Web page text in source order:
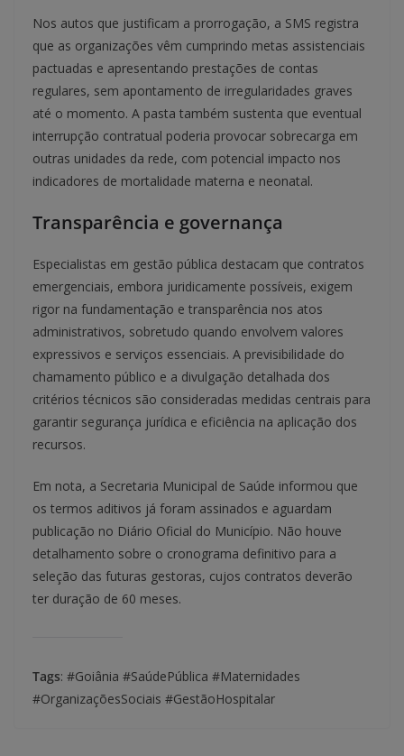
Nos autos que justificam a prorrogação, a SMS registra
que as organizações vêm cumprindo metas assistenciais
pactuadas e apresentando prestações de contas
regulares, sem apontamento de irregularidades graves
até o momento. A pasta também sustenta que eventual
interrupção contratual poderia provocar sobrecarga em
outras unidades da rede, com potencial impacto nos
indicadores de mortalidade materna e neonatal.
Transparência e governança
Especialistas em gestão pública destacam que contratos
emergenciais, embora juridicamente possíveis, exigem
rigor na fundamentação e transparência nos atos
administrativos, sobretudo quando envolvem valores
expressivos e serviços essenciais. A previsibilidade do
chamamento público e a divulgação detalhada dos
critérios técnicos são consideradas medidas centrais para
garantir segurança jurídica e eficiência na aplicação dos
recursos.
Em nota, a Secretaria Municipal de Saúde informou que
os termos aditivos já foram assinados e aguardam
publicação no Diário Oficial do Município. Não houve
detalhamento sobre o cronograma definitivo para a
seleção das futuras gestoras, cujos contratos deverão
ter duração de 60 meses.
Tags: #Goiânia #SaúdePública #Maternidades
#OrganizaçõesSociais #GestãoHospitalar